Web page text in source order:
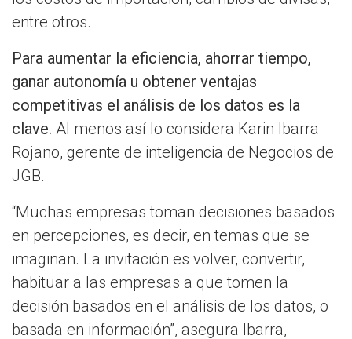
entre otros.
Para aumentar la eficiencia, ahorrar tiempo,
ganar autonomía u obtener ventajas
competitivas el análisis de los datos es la
clave. Al menos así lo considera Karin Ibarra
Rojano, gerente de inteligencia de Negocios de
JGB.
“Muchas empresas toman decisiones basados
en percepciones, es decir, en temas que se
imaginan. La invitación es volver, convertir,
habituar a las empresas a que tomen la
decisión basados en el análisis de los datos, o
basada en información”, asegura Ibarra,